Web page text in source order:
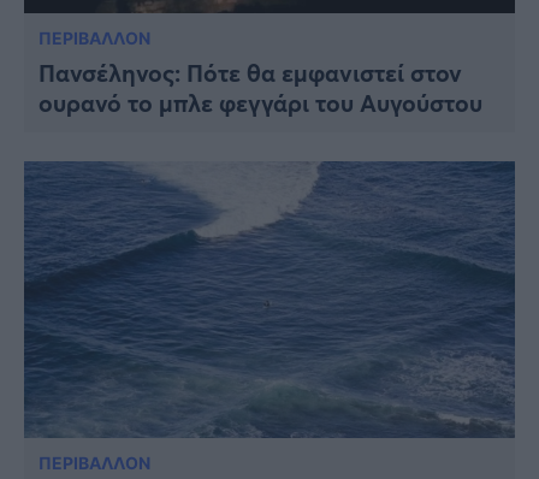
ΠΕΡΙΒΑΛΛΟΝ
Πανσέληνος: Πότε θα εμφανιστεί στον
ουρανό το μπλε φεγγάρι του Αυγούστου
ΠΕΡΙΒΑΛΛΟΝ